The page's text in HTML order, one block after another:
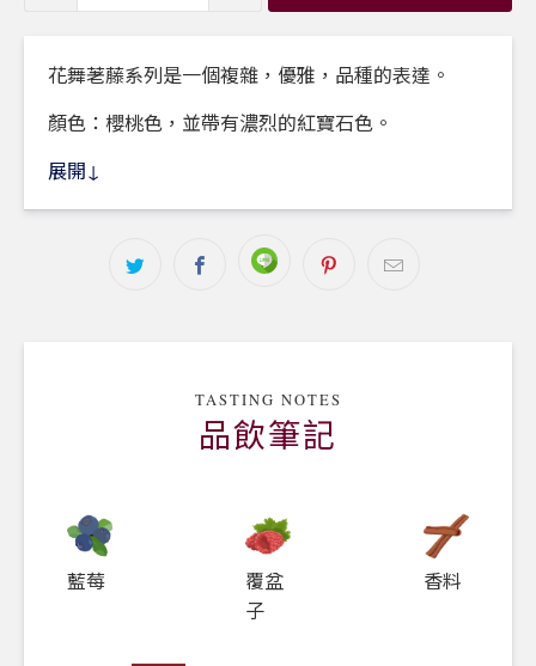
花舞荖藤系列是一個複雜，優雅，品種的表達。
顏色：櫻桃色，並帶有濃烈的紅寶石色。
香氣：成熟的水果，覆盆子，藍莓，香料，香醋和花
風味：優美，均衡而濃郁。
國家和國際獎項，並受到葡萄酒專家的高度評價。土
壤乾燥而淺，主要由石灰石組成，是母岩。 土壤與
壤的堊白質量高。陸型氣候並受地中海影響。 一個
非常獨特的小氣候是前三個提到的山脈所形成的
(Sierra de Salinas, Sierra de la Umbria和Sierra de
la Sima)，加上高海拔地區，是獨特的Alicante分區
展開↓
TASTING NOTES
品飲筆記
藍莓
覆盆
子
香料